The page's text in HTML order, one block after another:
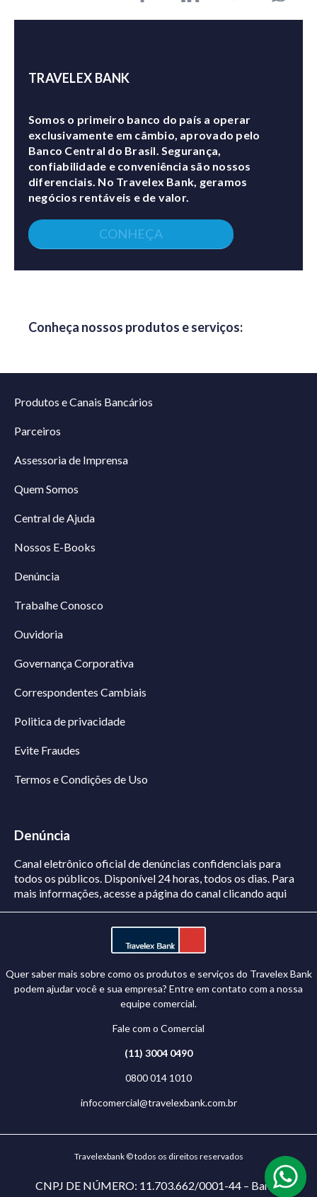
TRAVELEX BANK
Somos o primeiro banco do país a operar
exclusivamente em câmbio, aprovado pelo
Banco Central do Brasil. Segurança,
confiabilidade e conveniência são nossos
diferenciais. No Travelex Bank, geramos
negócios rentáveis e de valor.
CONHEÇA
Conheça nossos produtos e serviços:
Produtos e Canais Bancários
Parceiros
Assessoria de Imprensa
Quem Somos
Central de Ajuda
Nossos E-Books
Denúncia
Trabalhe Conosco
Ouvidoria
Governança Corporativa
Correspondentes Cambiais
Politica de privacidade
Evite Fraudes
Termos e Condições de Uso
Denúncia
Canal eletrônico oficial de denúncias confidenciais para
todos os públicos. Disponível 24 horas, todos os dias. Para
mais informações, acesse a página do canalclicando aqui
Quer saber mais sobre como os produtos e serviços do Travelex Bank
podem ajudar você e sua empresa? Entre em contato com a nossa
equipe comercial.
Fale com o Comercial
(11) 3004 0490
0800 014 1010
infocomercial@travelexbank.com.br
Travelexbank © todos os direitos reservados
CNPJ DE NÚMERO: 11.703.662/0001-44 – Banco